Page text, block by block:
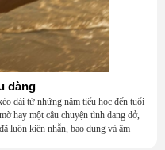
dàng
dài từ những năm tiểu học đến tuổi
hay một câu chuyện tình dang dở,
luôn kiên nhẫn, bao dung và âm